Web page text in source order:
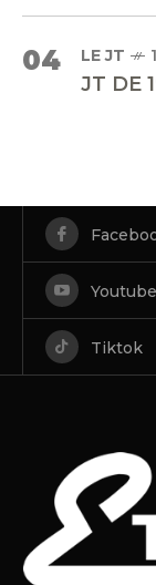
04 LE JT
JT DE
Youtube
Tiktok